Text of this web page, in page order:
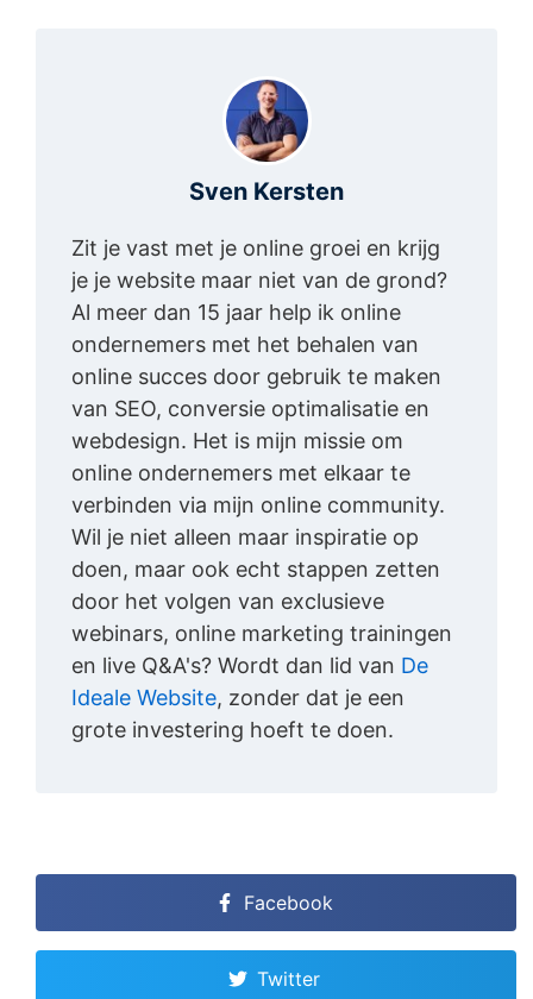
Sven Kersten
Zit je vast met je online groei en krijg
je je website maar niet van de grond?
Al meer dan 15 jaar help ik online
ondernemers met het behalen van
online succes door gebruik te maken
van SEO, conversie optimalisatie en
webdesign. Het is mijn missie om
online ondernemers met elkaar te
verbinden via mijn online community.
Wil je niet alleen maar inspiratie op
doen, maar ook echt stappen zetten
door het volgen van exclusieve
webinars, online marketing trainingen
en live Q&A's? Wordt dan lid van De
Ideale Website, zonder dat je een
grote investering hoeft te doen.
Facebook
Twitter